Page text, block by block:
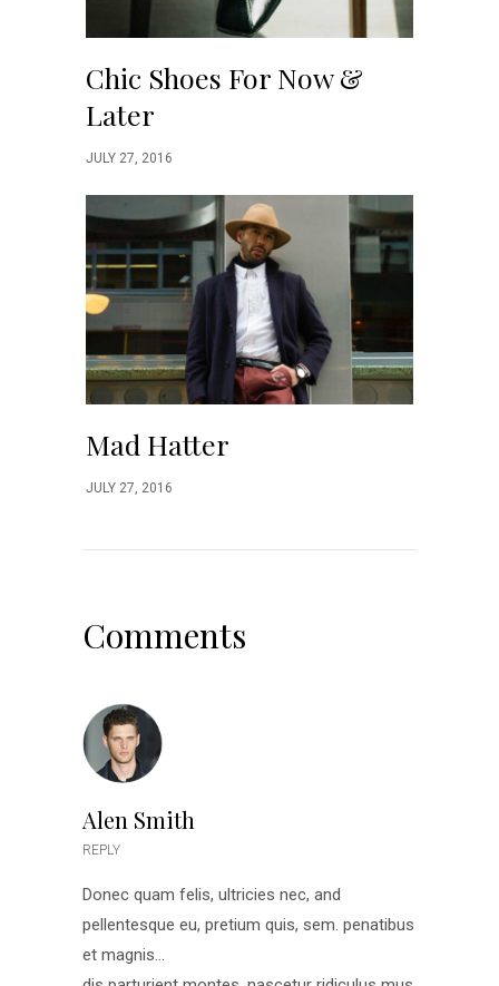
Chic Shoes For Now &
Later
JULY 27, 2016
Mad Hatter
JULY 27, 2016
Comments
Alen Smith
REPLY
Donec quam felis, ultricies nec, and
pellentesque eu, pretium quis, sem. penatibus
et magnis…